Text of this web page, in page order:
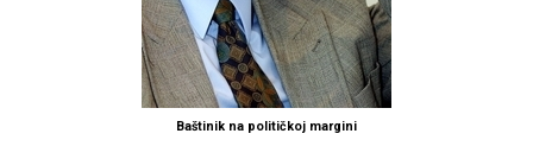
Baštinik na političkoj margini